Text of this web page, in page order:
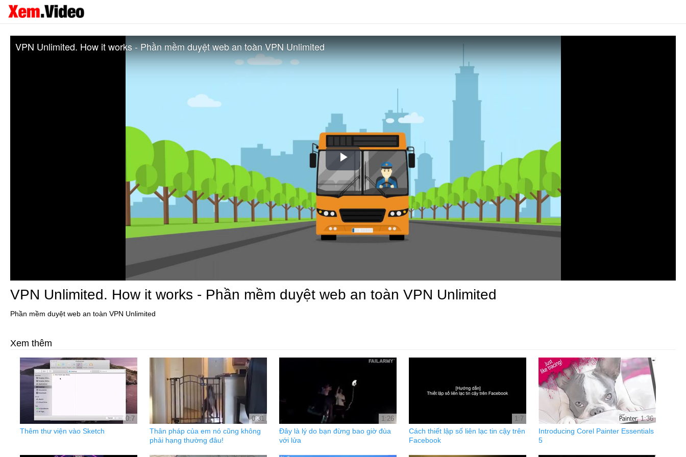
Play
Video
VPN Unlimited. How it works - Phần mềm duyệt web an toàn VPN Unlimited
VPN Unlimited. How it works - Phần mềm duyệt web an toàn VPN Unlimited
Phần mềm duyệt web an toàn VPN Unlimited
Xem thêm
0:7
Thêm thư viện vào Sketch
0:31
Thân pháp của em nó cũng không
phải hạng thường đâu!
1:26
Đây là lý do bạn đừng bao giờ đùa
với lửa
1:7
Cách thiết lập số liên lạc tin cậy trên
Facebook
1:36
Introducing Corel Painter Essentials
5